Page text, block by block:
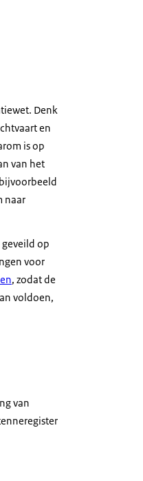
Denk
en
is op
van het
naar
op
voor
, zodat de
voldoen,
van